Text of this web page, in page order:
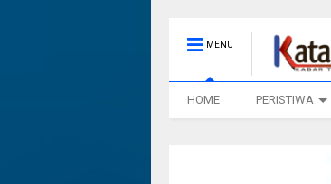
MENU
HOME PERISTIWA